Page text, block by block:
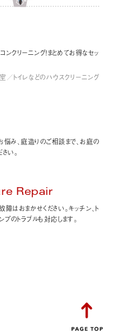
クリーニング！まとめてお得なセッ
トイレなどのハウスクリーニング
み、庭造りのご相談まで、お庭の
い。
Repair
はおまかせください。キッチン、ト
のトラブルも対応します。